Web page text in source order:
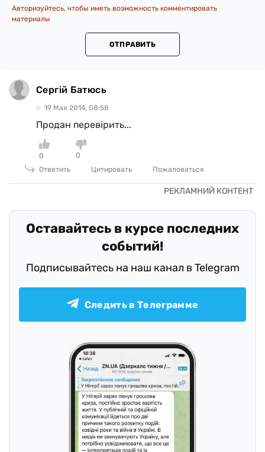
Авторизуйтесь, чтобы иметь возможность комментировать
материалы
ОТПРАВИТЬ
Сергій Батюсь
19 Мая 2014, 08:58
Продан перевірить...
0
0
Ответить
Цитировать Пожаловаться
Оставайтесь в курсе последних
событий!
Подписывайтесь на наш канал в Telegram
Следить в Телеграмме